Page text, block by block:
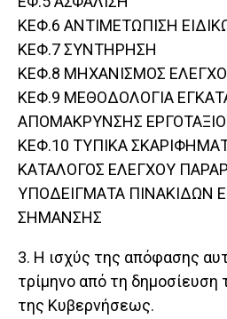
ΚΕΦ.6 ΑΝΤΙΜΕΤΩΠΙΣΗ
ΚΕΦ.7 ΣΥΝΤΗΡΗΣΗ
ΚΕΦ.8 ΜΗΧΑΝΙΣΜΟΣ
ΚΕΦ.9 ΜΕΘΟΔΟΛΟΓΙΑ
ΑΠΟΜΑΚΡΥΝΣΗΣ
ΚΕΦ.10 ΤΥΠΙΚΑ
ΚΑΤΑΛΟΓΟΣ ΕΛΕΓΧΟΥ
ΥΠΟΔΕΙΓΜΑΤΑ ΠΙΝΑΚΙΔΩΝ
ΣΗΜΑΝΣΗΣ
3. Η ισχύς της απόφασης
τρίμηνο από τη δημοσίευση
της Κυβερνήσεως.